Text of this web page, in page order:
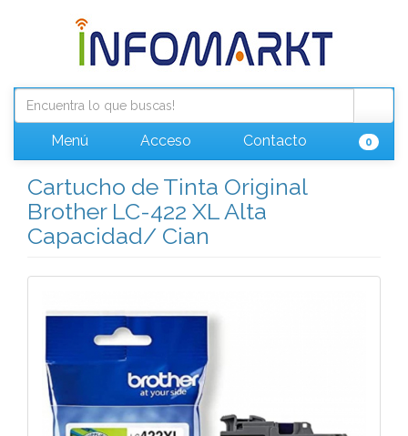
Menú Acceso Contacto 0
Cartucho de Tinta Original
Brother LC-422 XL Alta
Capacidad/ Cian